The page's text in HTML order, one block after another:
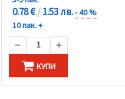
0.78 €/1.53 лв.- 40 %
10 пак. +
КУПИ